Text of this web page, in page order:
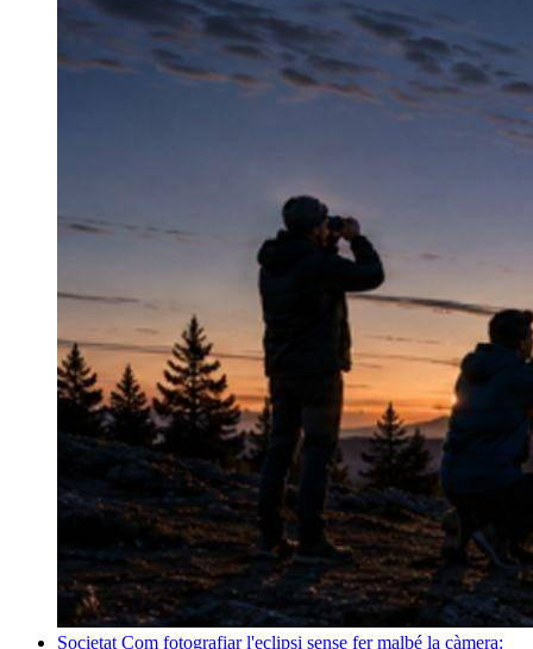
Societat Com fotografiar l'eclipsi sense fer malbé la càmera: